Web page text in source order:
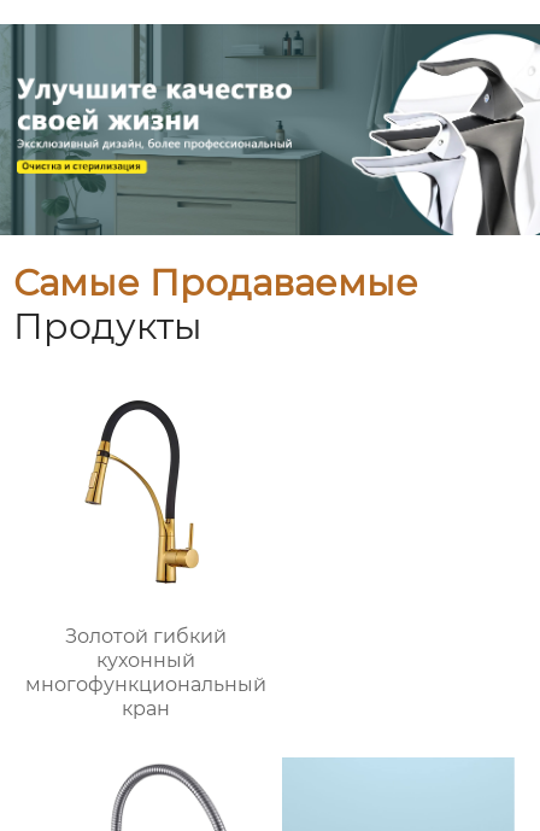
Самые Продаваемые
Продукты
Золотой гибкий
кухонный
многофункциональный
кран